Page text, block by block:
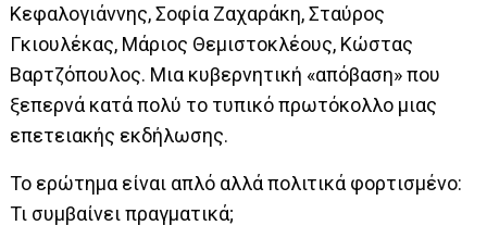
Κεφαλογιάννης, Σοφία Ζαχαράκη, Σταύρος
Γκιουλέκας, Μάριος Θεμιστοκλέους, Κώστας
Βαρτζόπουλος. Μια κυβερνητική «απόβαση» που
ξεπερνά κατά πολύ το τυπικό πρωτόκολλο μιας
επετειακής εκδήλωσης.
Το ερώτημα είναι απλό αλλά πολιτικά φορτισμένο:
Τι συμβαίνει πραγματικά;